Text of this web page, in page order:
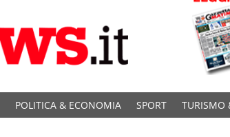
POLITICA & ECONOMIA SPORT TURISMO